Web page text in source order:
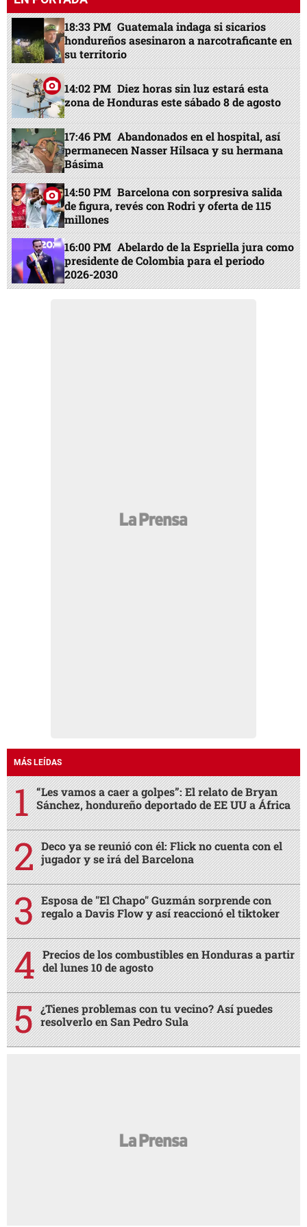
18:33 PM Guatemala indaga si sicarios
hondureños asesinaron a narcotraficante en
su territorio
14:02 PM Diez horas sin luz estará esta
zona de Honduras este sábado 8 de agosto
17:46 PM Abandonados en el hospital, así
permanecen Nasser Hilsaca y su hermana
Básima
14:50 PM Barcelona con sorpresiva salida
de figura, revés con Rodri y oferta de 115
millones
16:00 PM Abelardo de la Espriella jura como
presidente de Colombia para el periodo
2026-2030
MÁS LEÍDAS
“Les vamos a caer a golpes”: El relato de Bryan
Sánchez, hondureño deportado de EE UU a África
Deco ya se reunió con él: Flick no cuenta con el
jugador y se irá del Barcelona
Esposa de "El Chapo" Guzmán sorprende con
regalo a Davis Flow y así reaccionó el tiktoker
Precios de los combustibles en Honduras a partir
del lunes 10 de agosto
¿Tienes problemas con tu vecino? Así puedes
resolverlo en San Pedro Sula